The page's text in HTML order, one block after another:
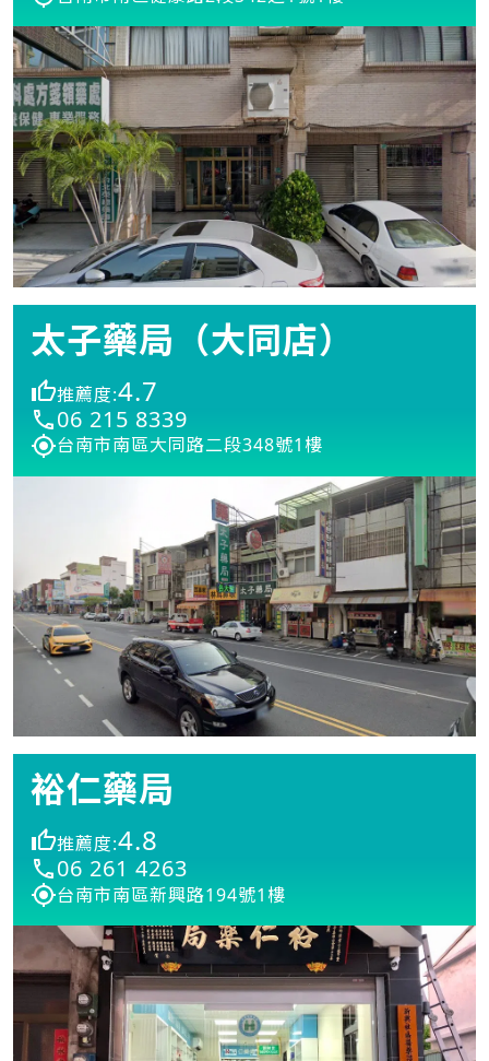
太子藥局（大同店）
推薦度:4.7
06 215 8339
台南市南區大同路二段348號1樓
裕仁藥局
推薦度:4.8
06 261 4263
台南市南區新興路194號1樓